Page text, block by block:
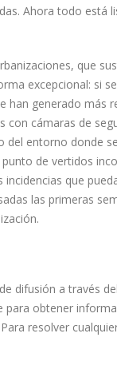
Ahora todo está
que
excepcional: si
han generado más
con cámaras de
entorno donde
de vertidos
que
las primeras
difusión a través
para obtener
resolver